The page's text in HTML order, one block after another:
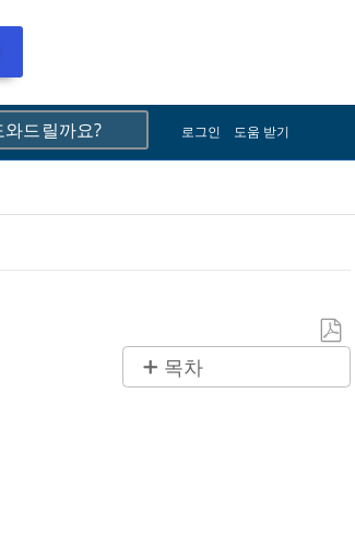
로그인 도움 받기
로
목차